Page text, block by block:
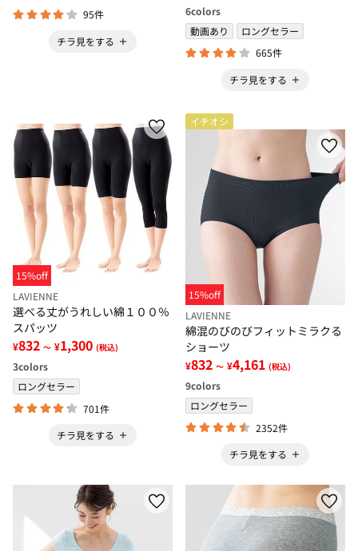
95件
チラ見をする
6colors
動画あり
ロングセラー
665件
チラ見をする
15%off
LAVIENNE
選べる丈がうれしい綿１００％
スパッツ
¥832 ～ ¥1,300 (税込)
3colors
ロングセラー
701件
チラ見をする
イチオシ
15%off
LAVIENNE
綿混のびのびフィットミラクる
ショーツ
¥832 ～ ¥4,161 (税込)
9colors
ロングセラー
2352件
チラ見をする